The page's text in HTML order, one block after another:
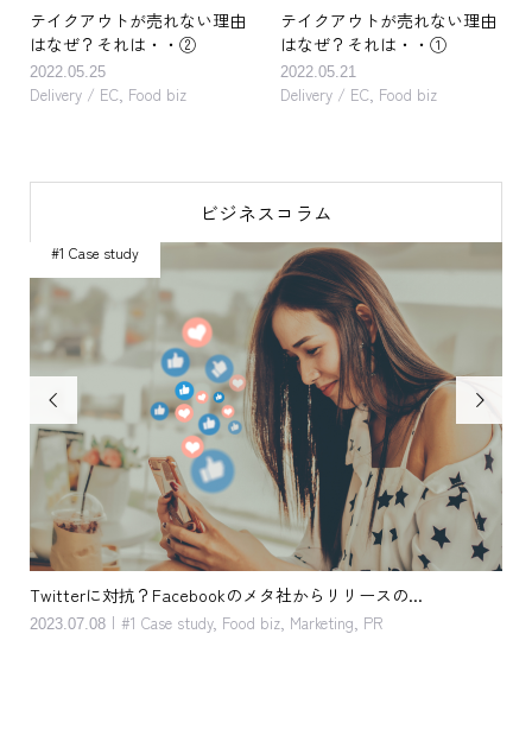
テイクアウトが売れない理由
はなぜ？それは・・②
2022.05.25
Delivery / EC, Food biz
テイクアウトが売れない理由
はなぜ？それは・・①
2022.05.21
Delivery / EC Food biz
ビジネスコラム

Twitterに対抗？Facebookのメタ社からリリースの...
2023.07.08 #1 Case study, Food biz, Marketing, PR
#1 Case study
